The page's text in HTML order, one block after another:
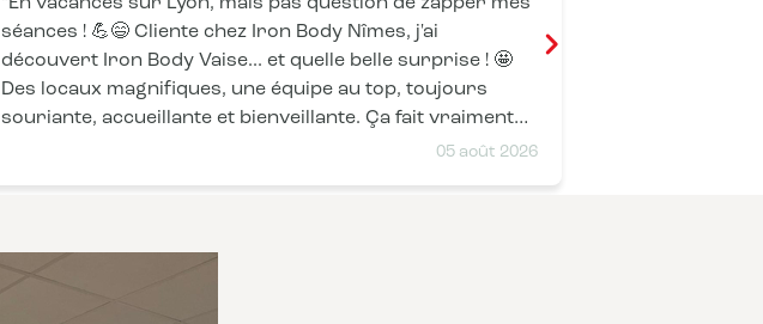
05 août 2026
séances ! 💪😄 Cliente chez Iron Body Nîmes, j'ai
découvert Iron Body Vaise... et quelle belle surprise ! 🤩
Des locaux magnifiques, une équipe au top, toujours
souriante, accueillante et bienveillante. Ça fait vraiment